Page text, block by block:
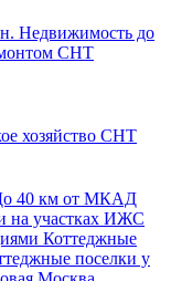
Недвижимость до
СНТ
хозяйство СНТ
40 км от МКАД
на участках ИЖС
Коттеджные
поселки у